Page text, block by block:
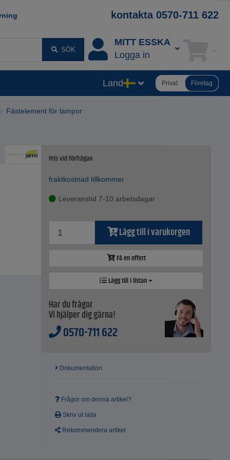
kontakta 0570-711 622
SÖK
MITT ESSKA
Logga in
Land Privat Företag
Fästelement för lampor
Pris vid förfrågan
fraktkostnad tillkommer
Leveranstid 7-10 arbetsdagar
Lägg till i varukorgen
Få en offert
Lägg till i listan
Har du frågor
Vi hjälper dig gärna!
0570-711 622
Dokumentation
Frågor om denna artikel?
Skriv ut sida
Rekommendera artikel